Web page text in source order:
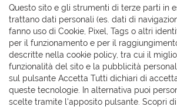
Questo sito e gli strumenti di terze parti in
trattano dati personali (es. dati di
fanno uso di Cookie, Pixel, Tags o altri
per il funzionamento e per il
descritte nella cookie policy, tra cui il
funzionalità del sito e la pubblicità
sul pulsante Accetta Tutti dichiari di
queste tecnologie. In alternativa puoi
scelte tramite l'apposito pulsante. Scopri di